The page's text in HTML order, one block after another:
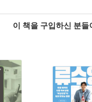
이 책을 구입하신 분